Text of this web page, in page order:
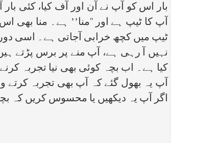
بار اس کو آپ نے آن اور آف کیا، کئی
آپ کا ٹیپ ہے اور ‘‘منا’’ ہے۔ منا
ٹیپ میں کچھ خرابی آجاتی ہے۔ اسی
نہیں آ رہی ہے، آپ منے پر برس پڑتے
کیا ہے۔ اب بچہ کوئی بھی نیا تجربہ
آپ یہ بھول گئے کہ آپ بھی تجربہ
اگر آپ یہ دیکھیں یا محسوس کریں کہ